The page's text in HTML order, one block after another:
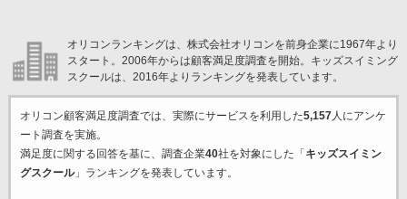
オリコンランキングは、株式会社オリコンを前身企業に1967年より
スタート。2006年からは顧客満足度調査を開始。キッズスイミング
スクールは、2016年よりランキングを発表しています。
オリコン顧客満足度調査では、実際にサービスを利用した5,157人にアンケ
ート調査を実施。
満足度に関する回答を基に、調査企業40社を対象にした「 キッズスイミン
グスクール」ランキングを発表しています。